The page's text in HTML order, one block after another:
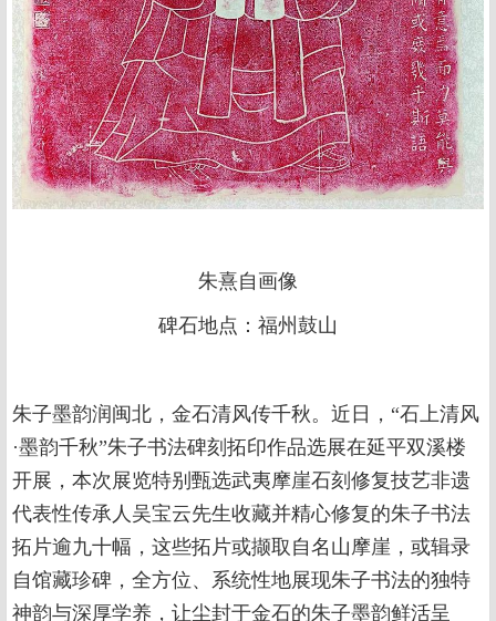
朱熹自画像
碑石地点：福州鼓山
朱子墨韵润闽北，金石清风传千秋。近日，“石上清风
·墨韵千秋”朱子书法碑刻拓印作品选展在延平双溪楼
开展，本次展览特别甄选武夷摩崖石刻修复技艺非遗
代表性传承人吴宝云先生收藏并精心修复的朱子书法
拓片逾九十幅，这些拓片或撷取自名山摩崖，或辑录
自馆藏珍碑，全方位、系统性地展现朱子书法的独特
神韵与深厚学养，让尘封于金石的朱子墨韵鲜活呈